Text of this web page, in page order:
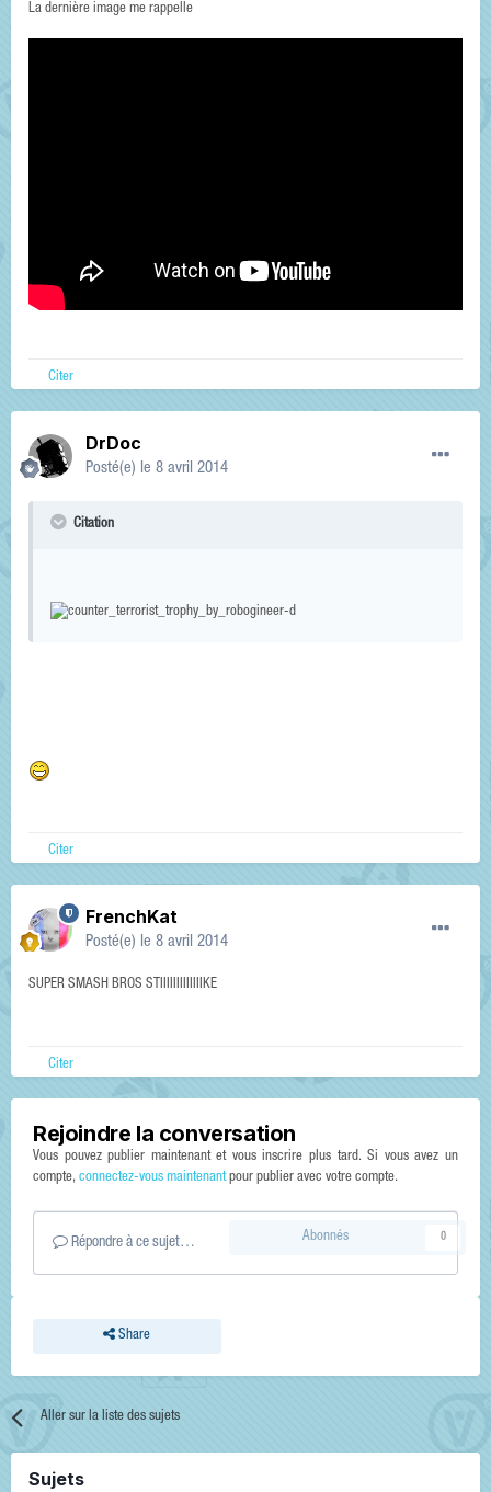
La dernière image me rappelle
Citer
DrDoc
Posté(e) le 8 avril 2014
Citation
Citer
FrenchKat
Posté(e) le 8 avril 2014
SUPER SMASH BROS STIIIIIIIIIIIIIKE
Citer
Rejoindre la conversation
Vous pouvez publier maintenant et vous inscrire plus tard. Si vous avez un
compte, connectez-vous maintenantpour publier avec votre compte.
Répondre à ce sujet…
Share
Abonnés 0
Aller sur la liste des sujets
Sujets